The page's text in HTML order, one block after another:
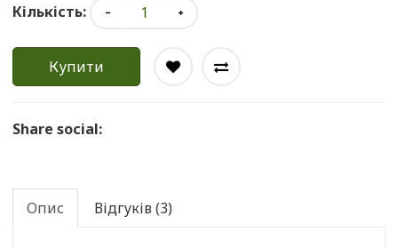
Кількість:
Купити
Share social:
Опис Відгуків (3)